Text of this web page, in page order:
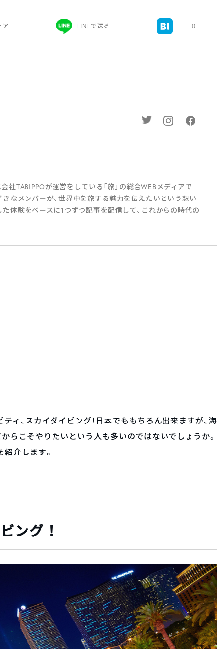
ア LINEで送る 0
社TABIPPOが運営をしている「旅」の総合WEBメディアで
なメンバーが、世界中を旅する魅力を伝えたいという想い
体験をベースに1つずつ記事を配信して、これからの時代の
ィ、スカイダイビング！日本でももちろん出来ますが、海
らこそやりたいという人も多いのではないでしょうか。
介します。
ング！